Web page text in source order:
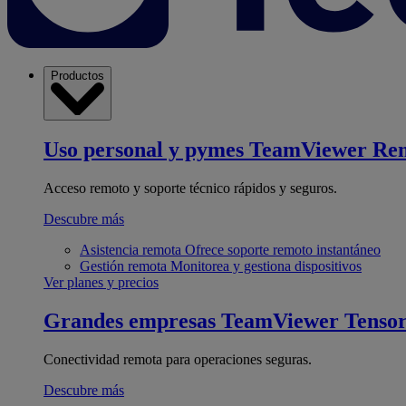
Productos
Uso personal y pymes TeamViewer
Acceso remoto y soporte técnico rápidos y seguros.
Descubre más
Asistencia remota Ofrece soporte remoto instantáneo
Gestión remota Monitorea y gestiona dispositivos
Ver planes y precios
Grandes empresas TeamViewer Tensor
Conectividad remota para operaciones seguras.
Descubre más